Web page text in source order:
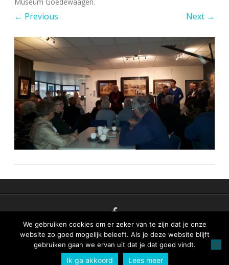
e
Museum Goedewaagen.
← Previous Next →
© 2021 Vereniging
voor Dorpsbelangen
Gesponsord door
Systems
We gebruiken cookies om er zeker van te zijn dat je onze
website zo goed mogelijk beleeft. Als je deze website blijft
gebruiken gaan we ervan uit dat je dat goed vindt.
Ik ga akkoord Lees meer